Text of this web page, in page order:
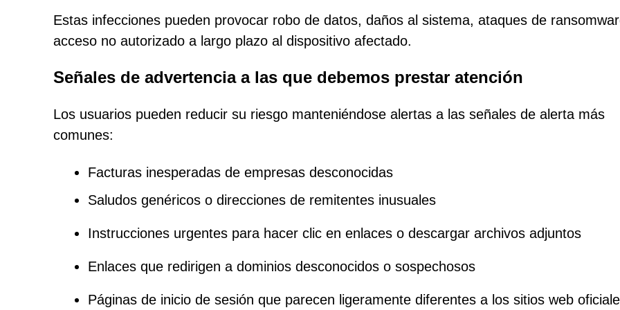
Estas infecciones pueden provocar robo de datos, daños al sistema, ataques de
acceso no autorizado a largo plazo al dispositivo afectado.
Señales de advertencia a las que debemos prestar atención
Los usuarios pueden reducir su riesgo manteniéndose alertas a las señales de alerta más
comunes:
Facturas inesperadas de empresas desconocidas
Saludos genéricos o direcciones de remitentes inusuales
Instrucciones urgentes para hacer clic en enlaces o descargar archivos adjuntos
Enlaces que redirigen a dominios desconocidos o sospechosos
Páginas de inicio de sesión que parecen ligeramente diferentes a los sitios web